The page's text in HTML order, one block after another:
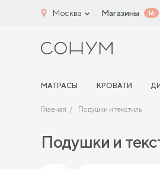
Москва Магазины 16
МАТРАСЫ КРОВАТИ
Главная Подушки и текстиль
Подушки и